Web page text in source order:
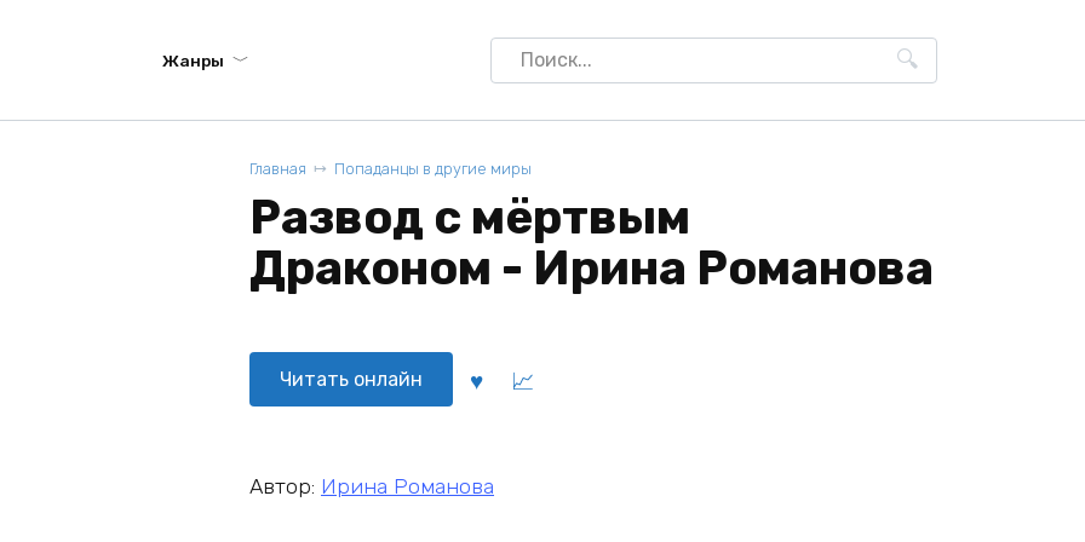
Жанры
Search
for:
Главная Попаданцы в другие миры
Развод с мёртвым
Драконом - Ирина Романова
Читать онлайн
Автор: Ирина Романова